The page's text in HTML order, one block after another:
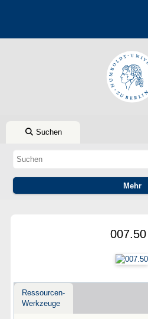
Suchen
007.50
Ressourcen-
Werkzeuge